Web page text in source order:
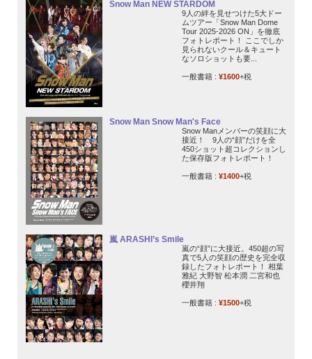
Snow Man NEW STARDOM
9人の絆を見せつけた5大ドー
ムツアー「Snow Man Dome
Tour 2025-2026 ON」を徹底
フォトレポート！ ここでしか
見られないクール＆キュート
なソロショットも要...
一般書籍 : ¥1600+税
Snow Man Snow Man's Face
Snow Manメンバーの笑顔に大
接近！ 9人の“顔”だけを全
450ショット超コレクションし
た保存版フォトレポート！
一般書籍 : ¥1400+税
嵐 ARASHI’s Smile
嵐の“顔”に大接近。450超の写
真で5人の笑顔の歴史を完全収
録したフォトレポート！ 相葉
雅紀 大野智 松本潤 二宮和也
櫻井翔
一般書籍 : ¥1500+税